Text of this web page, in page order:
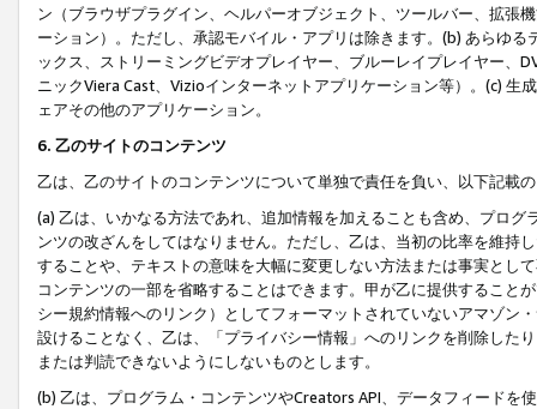
ン（ブラウザプラグイン、ヘルパーオブジェクト、ツールバー、拡張
ーション）。ただし、承認モバイル・アプリは除きます。(b) あらゆ
ックス、ストリーミングビデオプレイヤー、ブルーレイプレイヤー、
ニックViera Cast、Vizioインターネットアプリケーション等）。(c)
ェアその他のアプリケーション。
6. 乙のサイトのコンテンツ
乙は、乙のサイトのコンテンツについて単独で責任を負い、以下記載
(a) 乙は、いかなる方法であれ、追加情報を加えることも含め、プロ
ンツの改ざんをしてはなりません。ただし、乙は、当初の比率を維持
することや、テキストの意味を大幅に変更しない方法または事実とし
コンテンツの一部を省略することはできます。甲が乙に提供すること
シー規約情報へのリンク）としてフォーマットされていないアマゾン
設けることなく、乙は、「プライバシー情報」へのリンクを削除した
または判読できないようにしないものとします。
(b) 乙は、プログラム・コンテンツやCreators API、データフィード